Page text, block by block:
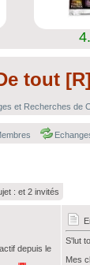
tout
et Recherches de
: et 2 invités
depuis le
S'lut
Mes